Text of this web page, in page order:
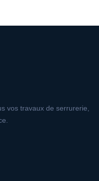
vos travaux de serrurerie,